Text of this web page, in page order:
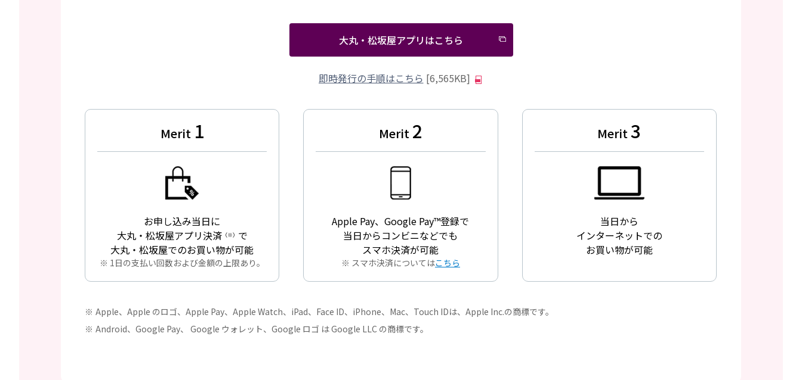
大丸・松坂屋アプリはこちら
即時発行の手順はこちら [6,565KB]
Merit 1
お申し込み当日に
大丸・松坂屋アプリ決済（※） で
大丸・松坂屋でのお買い物が可能
※ 1日の支払い回数および金額の上限あり。
Merit 2
Apple Pay、Google Pay™登録で
当日からコンビニなどでも
スマホ決済が可能
※ スマホ決済についてはこちら
Merit3
当日から
インターネットでの
お買い物が可能
Apple、Apple のロゴ、Apple Pay、Apple Watch、iPad、Face ID、iPhone、Mac、Touch IDは、Apple Inc.の商標です。
Android、Google Pay、 Google ウォレット、Google ロゴ は Google LLC の商標です。